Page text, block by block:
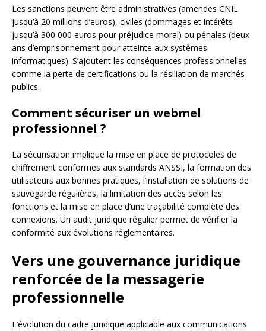
Les sanctions peuvent être administratives (amendes CNIL
jusqu’à 20 millions d’euros), civiles (dommages et intérêts
jusqu’à 300 000 euros pour préjudice moral) ou pénales (deux
ans d’emprisonnement pour atteinte aux systèmes
informatiques). S’ajoutent les conséquences professionnelles
comme la perte de certifications ou la résiliation de marchés
publics.
Comment sécuriser un webmel
professionnel ?
La sécurisation implique la mise en place de protocoles de
chiffrement conformes aux standards ANSSI, la formation des
utilisateurs aux bonnes pratiques, l’installation de solutions de
sauvegarde régulières, la limitation des accès selon les
fonctions et la mise en place d’une traçabilité complète des
connexions. Un audit juridique régulier permet de vérifier la
conformité aux évolutions réglementaires.
Vers une gouvernance juridique
renforcée de la messagerie
professionnelle
L’évolution du cadre juridique applicable aux communications